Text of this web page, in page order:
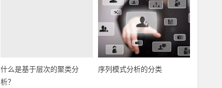
什么是基于层次的聚类分
析？
序列模式分析的分类